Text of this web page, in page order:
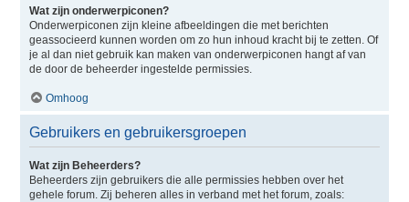
Wat zijn onderwerpiconen?
Onderwerpiconen zijn kleine afbeeldingen die met berichten
geassocieerd kunnen worden om zo hun inhoud kracht bij te zetten. Of
je al dan niet gebruik kan maken van onderwerpiconen hangt af van
de door de beheerder ingestelde permissies.
Omhoog
Gebruikers en gebruikersgroepen
Wat zijn Beheerders?
Beheerders zijn gebruikers die alle permissies hebben over het
gehele forum. Zij beheren alles in verband met het forum, zoals: